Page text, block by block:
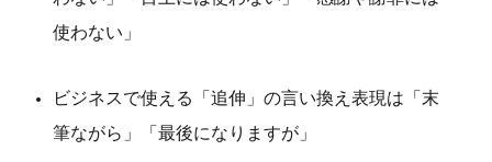
使わない」
ビジネスで使える「追伸」の言い換え表現は「末
筆ながら」「最後になりますが」